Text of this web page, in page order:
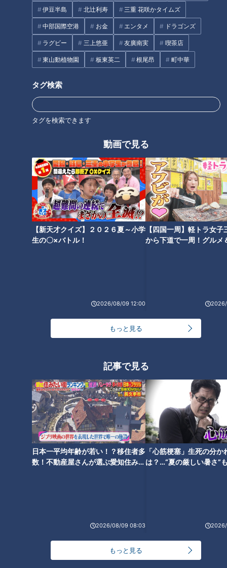
伊豆半島 北辻利寿 三重 花咲かタイムズ
中部国際空港 お金 エンタメ ドラゴンズ
ラグビー 三上悠亜 友廣南実 喫茶店
東山動植物園 板東英二 根尾昂 町中華
タグ検索
タグを検索できます
動画で見る
【新天才クイズ】２０２６夏～小学
生の〇×バトル！
2026/08/09 12:00
【四国一周】軽トラ女子
から下道で一周！グルメ
もっと見る
記事で見る
日本一平均年齢が若い！？移住者多
数！不動産屋さんが選ぶ愛知住みた
2026/08/09 08:03
「心筋梗塞」生死の分か
は？…“夏の厳しい暑さ”
もっと見る
人気の味を調査！喫茶店のモー
ニングで有名な愛知県一宮市
の“愛されフード”とは？
「世界の山ちゃん」の店名に隠
されたネーミング秘話とは？ 名
物「幻の手羽先」に秘められた
ヒストリーも深掘り
タグ
オススメ関連コンテンツ
大須で味わう新感覚の手羽先！
豊富なフレーバーが人気の「手
風来坊の「元祖手羽先唐揚げ」
は食材の発注ミスから生まれ
手羽先の秘密は「幻のコショ
巨大鶏肉工場に爆笑問題・太田
光も驚き
「世界の山ちゃん」の店名に隠
されたネーミング秘話とは？ 名
物「幻の手羽先」に秘められた
ヒストリーも深掘り